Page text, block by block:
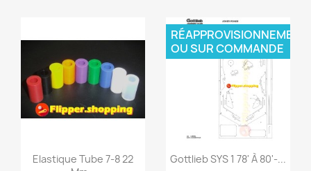
Elastique Tube 7-8 22
Gottlieb SYS 1 78' À 80'-...
RÉAPPROVISIONNEMENT
OU SUR COMMANDE